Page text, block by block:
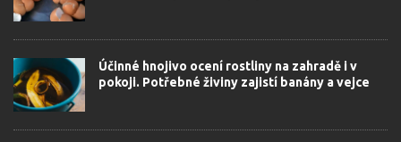
Účinné hnojivo ocení rostliny na zahradě i v
pokoji. Potřebné živiny zajistí banány a vejce